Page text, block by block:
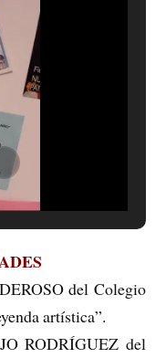
del Colegio
artística”.
RODRÍGUEZ del